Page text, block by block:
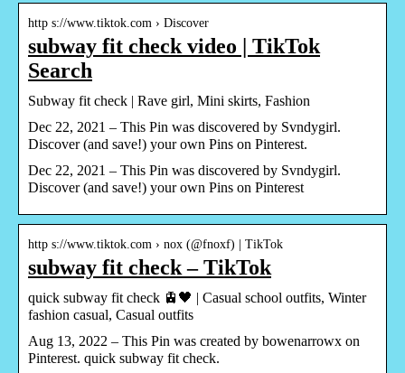
http s://www.tiktok.com › Discover
subway fit check video | TikTok
Search
Subway fit check | Rave girl, Mini skirts, Fashion
Dec 22, 2021 – This Pin was discovered by Svndygirl.
Discover (and save!) your own Pins on Pinterest.
Dec 22, 2021 – This Pin was discovered by Svndygirl.
Discover (and save!) your own Pins on Pinterest
http s://www.tiktok.com › nox (@fnoxf) | TikTok
subway fit check – TikTok
quick subway fit check 🚊🖤 | Casual school outfits, Winter
fashion casual, Casual outfits
Aug 13, 2022 – This Pin was created by bowenarrowx on
Pinterest. quick subway fit check.